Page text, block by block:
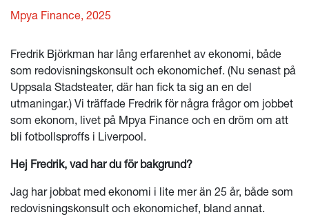
Mpya Finance, 2025
Fredrik Björkman har lång erfarenhet av ekonomi, både
som redovisningskonsult och ekonomichef. (Nu senast på
Uppsala Stadsteater, där han fick ta sig an en del
utmaningar.) Vi träffade Fredrik för några frågor om jobbet
som ekonom, livet på Mpya Finance och en dröm om att
bli fotbollsproffs i Liverpool.
Hej Fredrik, vad har du för bakgrund?
Jag har jobbat med ekonomi i lite mer än 25 år, både som
redovisningskonsult och ekonomichef, bland annat.